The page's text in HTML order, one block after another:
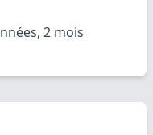
2 mois